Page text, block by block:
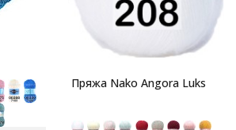
Пряжа Nako Angora Luks